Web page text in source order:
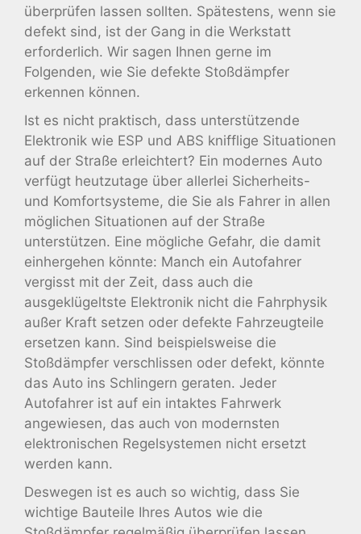
überprüfen lassen sollten. Spätestens, wenn sie
defekt sind, ist der Gang in die Werkstatt
erforderlich. Wir sagen Ihnen gerne im
Folgenden, wie Sie defekte Stoßdämpfer
erkennen können.
Ist es nicht praktisch, dass unterstützende
Elektronik wie ESP und ABS knifflige Situationen
auf der Straße erleichtert? Ein modernes Auto
verfügt heutzutage über allerlei Sicherheits-
und Komfortsysteme, die Sie als Fahrer in allen
möglichen Situationen auf der Straße
unterstützen. Eine mögliche Gefahr, die damit
einhergehen könnte: Manch ein Autofahrer
vergisst mit der Zeit, dass auch die
ausgeklügeltste Elektronik nicht die Fahrphysik
außer Kraft setzen oder defekte Fahrzeugteile
ersetzen kann. Sind beispielsweise die
Stoßdämpfer verschlissen oder defekt, könnte
das Auto ins Schlingern geraten. Jeder
Autofahrer ist auf ein intaktes Fahrwerk
angewiesen, das auch von modernsten
elektronischen Regelsystemen nicht ersetzt
werden kann.
Deswegen ist es auch so wichtig, dass Sie
wichtige Bauteile Ihres Autos wie die